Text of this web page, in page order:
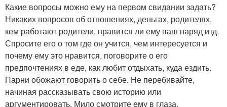
Какие вопросы можно ему на первом свидании задать?
Никаких вопросов об отношениях, деньгах, родителях,
кем работают родители, нравится ли ему ваш наряд итд.
Спросите его о том где он учится, чем интересуется и
почему ему это нравится, поговорите о его
предпочтениях в еде, как любит отдыхать, куда ездить.
Парни обожают говорить о себе. Не перебивайте,
начиная рассказывать свою историю или
аргументировать. Мило смотрите ему в глаза,